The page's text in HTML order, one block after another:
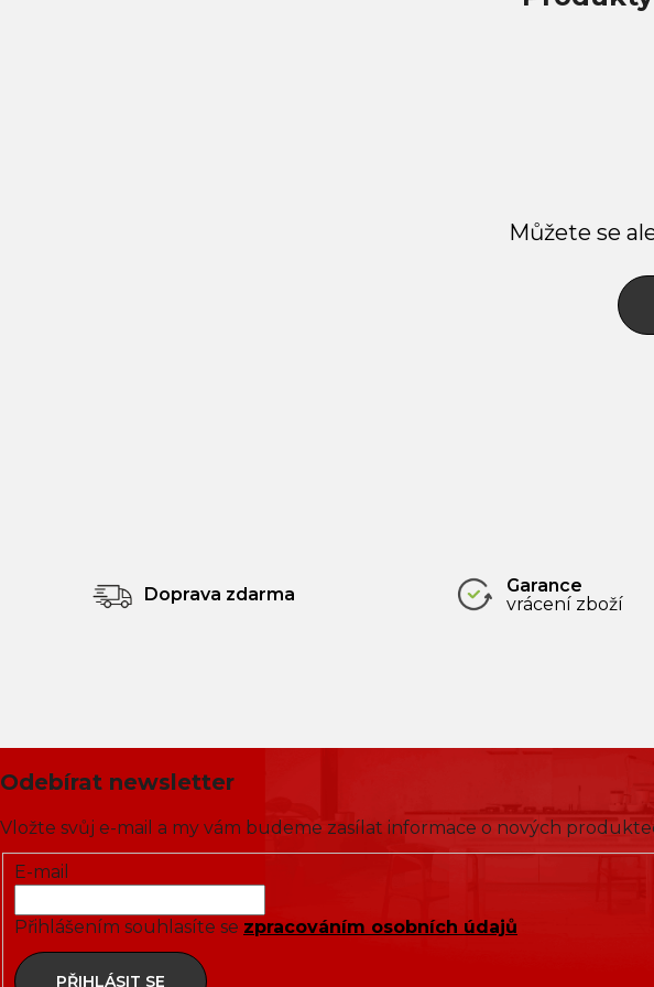
Můžete se
Doprava zdarma
Garance
vrácení zboží
Odebírat newsletter
Vložte svůj e-mail a my vám budeme zasílat informace o nových
E-mail
Přihlášením souhlasíte se zpracováním osobních údajů
PŘIHLÁSIT SE